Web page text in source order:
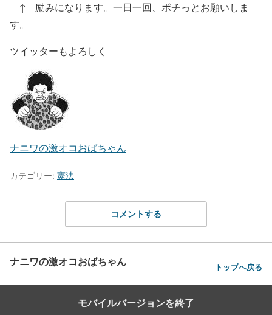
↑ 励みになります。一日一回、ポチっとお願いしま
す。
ツイッターもよろしく
ナニワの激オコおばちゃん
カテゴリー: 憲法
コメントする
ナニワの激オコおばちゃん トップへ戻る
モバイルバージョンを終了